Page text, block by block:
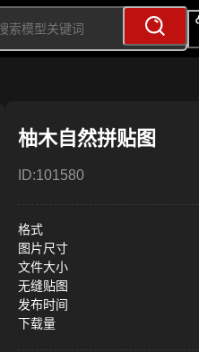
柚木自然拼贴图
ID:101580
格式
图片尺寸
文件大小
无缝贴图
发布时间
下载量